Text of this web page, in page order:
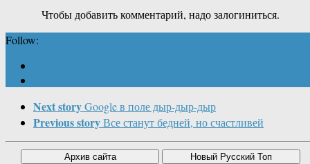
Чтобы добавить комментарий, надо залогиниться.
Follow:
Next storyGoogle в поле дыр-дыр-дыр
Previous storyВсе станут бедней, но счастливей